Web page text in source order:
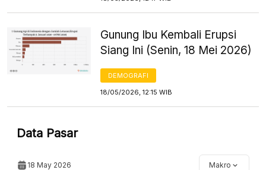
Gunung Ibu Kembali Erupsi
Siang Ini (Senin, 18 Mei 2026)
DEMOGRAFI
18/05/2026, 12:15 WIB
Data Pasar
18 May 2026 Makro